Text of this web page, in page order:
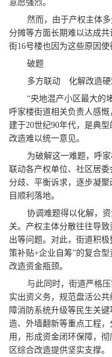
意愿强烈。
然而，由于产权主体多
分摊等方面长期难以达成
街16号楼也因为这些原因使
破题
多方联动 化解改造硬
“央地混产小区最大的
呼家楼街道相关负责人感
建于20世纪90年代，是典
改造难以统一意见。
为破解这一难题，呼家
联动各产权单位、社区居
分歧、平衡诉求，逐步凝
目顺利落地。
协调难题得以化解，资
关。产权主体分散往往导
出等问题。对此，街道积
策补贴+企业自筹”的复合
改造资金瓶颈。
与此同时，街道严格压
实出资义务，规范盘活公
障消防系统升级等民生关
造、外墙翻新等重点工程
用，形成资金闭环保障，
区综合改造提供坚实支撑。